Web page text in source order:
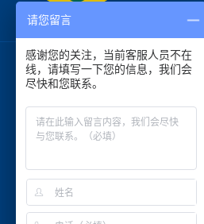
公司简介
新闻动
成功案
在线咨询
联系我
请您留言
感谢您的关注，当前客服人员不在
线，请填写一下您的信息，我们会
尽快和您联系。